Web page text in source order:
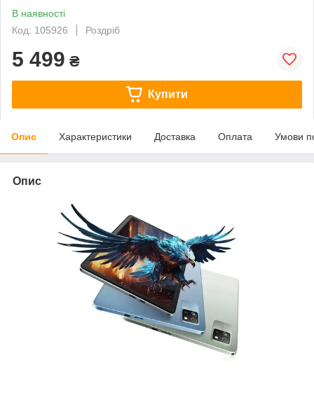
В наявності
Код: 105926
Роздріб
5 499 ₴
Купити
Опис Характеристики Доставка Оплата Умови
Опис